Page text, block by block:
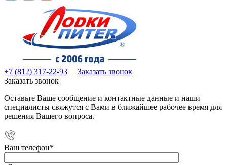
+7 (812) 317-22-93
Заказать звонок
Заказать звонок
Оставьте Ваше сообщение и контактные данные и наши
специалисты свяжутся с Вами в ближайшее рабочее время для
решения Вашего вопроса.
Ваш телефон*